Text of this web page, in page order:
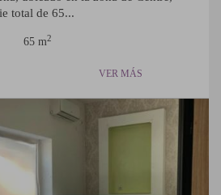
total de 65...
65 m2
VER MÁS